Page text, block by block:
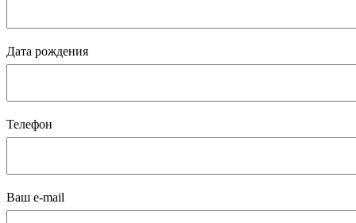
Дата рождения
Телефон
Ваш e-mail